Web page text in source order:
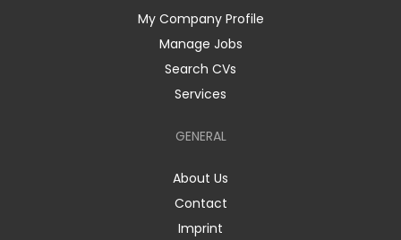
My Company Profile
Manage Jobs
Search CVs
Services
GENERAL
About Us
Contact
Imprint